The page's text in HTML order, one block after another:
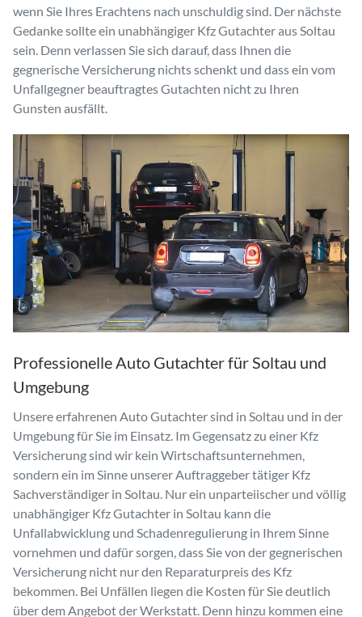
wenn Sie Ihres Erachtens nach unschuldig sind. Der nächste
Gedanke sollte ein unabhängiger Kfz Gutachter aus Soltau
sein. Denn verlassen Sie sich darauf, dass Ihnen die
gegnerische Versicherung nichts schenkt und dass ein vom
Unfallgegner beauftragtes Gutachten nicht zu Ihren
Gunsten ausfällt.
Professionelle Auto Gutachter für Soltau und
Umgebung
Unsere erfahrenen Auto Gutachter sind in Soltau und in der
Umgebung für Sie im Einsatz. Im Gegensatz zu einer Kfz
Versicherung sind wir kein Wirtschaftsunternehmen,
sondern ein im Sinne unserer Auftraggeber tätiger Kfz
Sachverständiger in Soltau. Nur ein unparteiischer und völlig
unabhängiger Kfz Gutachter in Soltau kann die
Unfallabwicklung und Schadenregulierung in Ihrem Sinne
vornehmen und dafür sorgen, dass Sie von der gegnerischen
Versicherung nicht nur den Reparaturpreis des Kfz
bekommen. Bei Unfällen liegen die Kosten für Sie deutlich
über dem Angebot der Werkstatt. Denn hinzu kommen eine